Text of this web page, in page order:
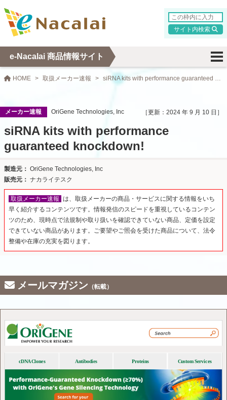
検索
e-Nacalai 商品情報サイト
HOME 取扱メーカー速報 siRNA kits with performance guaranteed knockdown!
メーカー速報 OriGene Technologies, Inc 2024 年 9 月 10 日
siRNA kits with performance
guaranteed knockdown!
OriGene Technologies, Inc
ナカライテスク
取扱メーカー速報 は、取扱メーカーの商品・サービスに関する情報をいち
早く紹介するコンテンツです。情報発信のスピードを重視しているコンテン
ツのため、現時点で法規制や取り扱いを確認できていない商品、定価を設定
できていない商品があります。ご要望やご照会を受けた商品について、法令
整備や在庫の充実を図ります。
メールマガジン （転載）
cDNA Clones Antibodies Proteins Custom Services